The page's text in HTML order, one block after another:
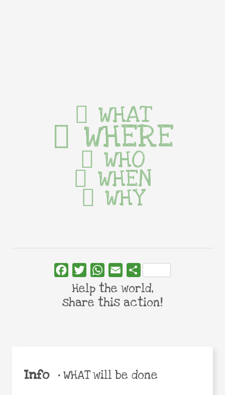
Info •WHAT will be done
WHAT
WHERE
WHO
WHEN
WHY
FacebookTwitterWhatsApp
Email Share
Help the world,
share this action!